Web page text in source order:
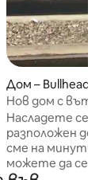
4,97 от 5,
Дом – Bullhead
Нов дом с
реките
Насладете се
разположен
сме на минути
можете да се